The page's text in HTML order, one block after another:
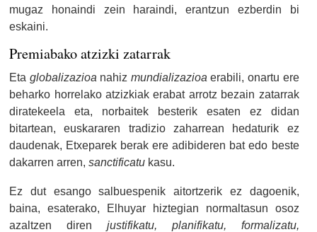
mugaz honaindi zein haraindi, erantzun ezberdin bi
eskaini.
Premiabako atzizki zatarrak
Eta globalizazioa nahiz mundializazioa erabili, onartu ere
beharko horrelako atzizkiak erabat arrotz bezain zatarrak
diratekeela eta, norbaitek besterik esaten ez didan
bitartean, euskararen tradizio zaharrean hedaturik ez
daudenak, Etxeparek berak ere adibideren bat edo beste
dakarren arren,sanctificatu kasu.
Ez dut esango salbuespenik aitortzerik ez dagoenik,
baina, esaterako, Elhuyar hiztegian normaltasun osoz
azaltzen diren justifikatu, planifikatu, formalizatu,